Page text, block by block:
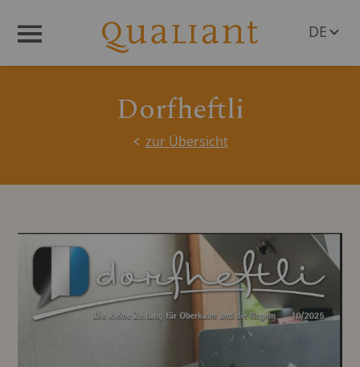
DE
Dorfheftli
zur Übersicht